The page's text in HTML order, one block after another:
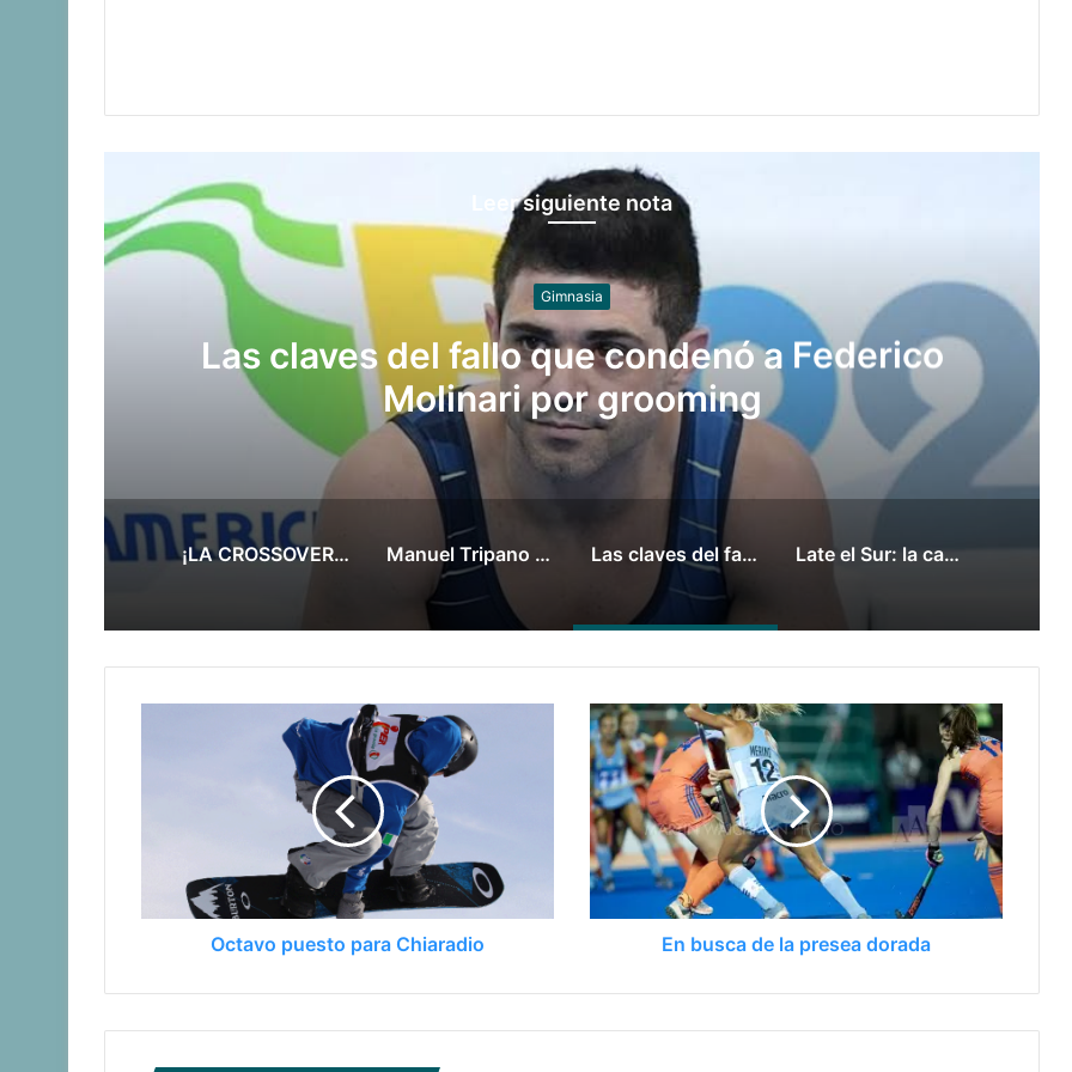
Leer siguiente nota
Juegos
Late el Sur: la canción de los Juegos
Suramericanos compuesta por mujeres
¡LA CROSSOVER TAMBIÉN EN CÓRDOBA! Manuel Tripano se consagró campeón panamericano de canotaje slalom Las claves del fallo que condenó a Federico Molinari por grooming Late el Sur: la canción de los Juegos Suramericanos compuesta por mujeres
Octavo puesto para Chiaradio En busca de la presea dorada